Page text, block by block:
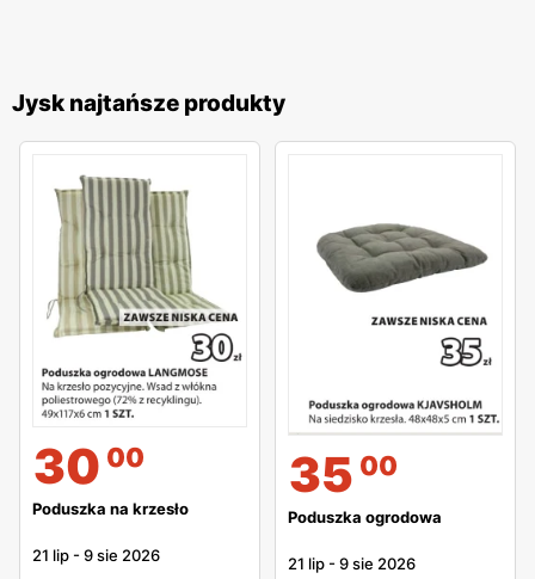
Jysk najtańsze produkty
30 00
Poduszka na krzesło
21 lip -9 sie 2026
35 00
Poduszka ogrodowa
21 lip -9 sie 2026